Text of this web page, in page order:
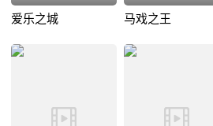
爱乐之城 马戏之王